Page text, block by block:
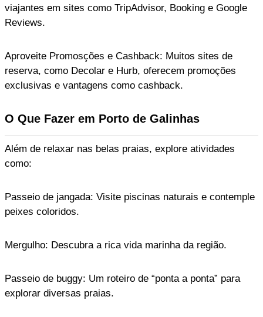
viajantes em sites como TripAdvisor, Booking e Google
Reviews.
Aproveite Promosções e Cashback: Muitos sites de
reserva, como Decolar e Hurb, oferecem promoções
exclusivas e vantagens como cashback.
O Que Fazer em Porto de Galinhas
Além de relaxar nas belas praias, explore atividades
como:
Passeio de jangada: Visite piscinas naturais e contemple
peixes coloridos.
Mergulho: Descubra a rica vida marinha da região.
Passeio de buggy: Um roteiro de “ponta a ponta” para
explorar diversas praias.